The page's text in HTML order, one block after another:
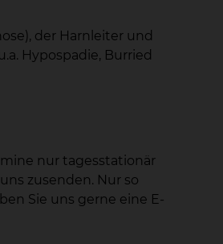
der Harnleiter und
Hypospadie, Burried
nur tagesstationär
zusenden. Nur so
Sie uns gerne eine E-